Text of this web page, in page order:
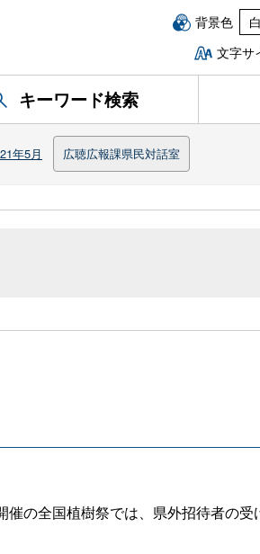
背景色 白
文字サ
キーワード検索
年5月 広聴広報課県民対話室
の全国植樹祭では、県外招待者の